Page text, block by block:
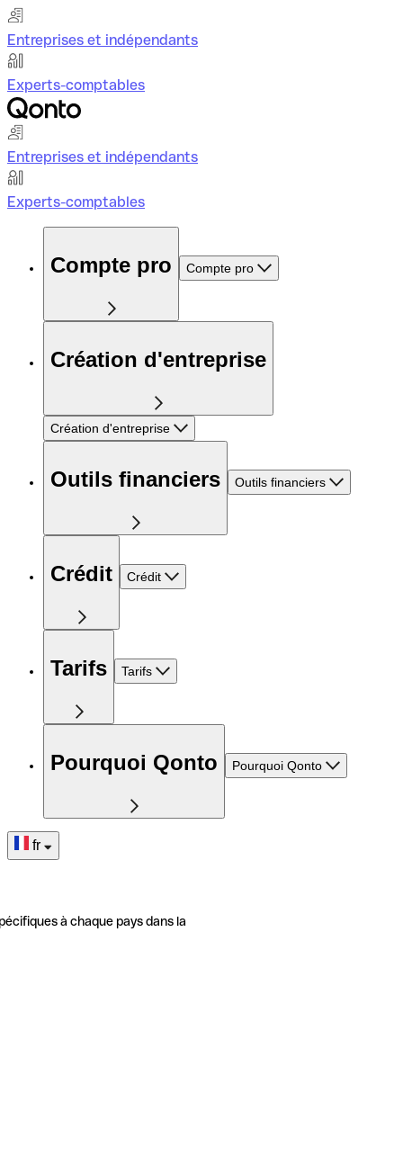
Entreprises et indépendants
Experts-comptables
Entreprises et indépendants
Experts-comptables
Compte pro Compte pro
Création d'entreprise
Création d'entreprise
Outils financiers Outils financiers
Crédit Crédit
Tarifs Tarifs
Pourquoi Qonto Pourquoi Qonto
fr
à chaque pays dans la